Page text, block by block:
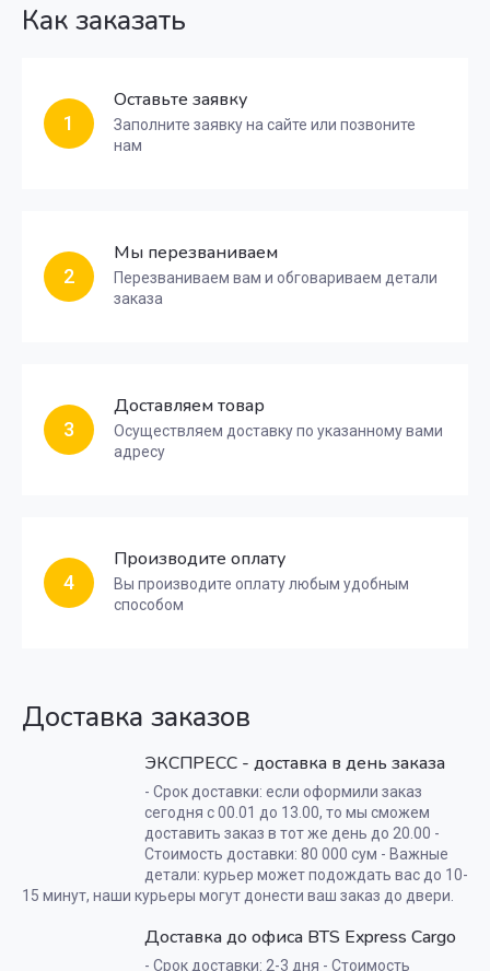
Как заказать
1
Оставьте заявку
Заполните заявку на сайте или позвоните
нам
2
Мы перезваниваем
Перезваниваем вам и обговариваем детали
заказа
3
Доставляем товар
Осуществляем доставку по указанному вами
адресу
4
Производите оплату
Вы производите оплату любым удобным
способом
Доставка заказов
ЭКСПРЕСС - доставка в день заказа
- Срок доставки: если оформили заказ
сегодня с 00.01 до 13.00, то мы сможем
доставить заказ в тот же день до 20.00 -
Стоимость доставки: 80 000 сум - Важные
детали: курьер может подождать вас до 10-
15 минут, наши курьеры могут донести ваш заказ до двери.
Доставка до офиса BTS Express Cargo
- Срок доставки: 2-3 дня - Стоимость